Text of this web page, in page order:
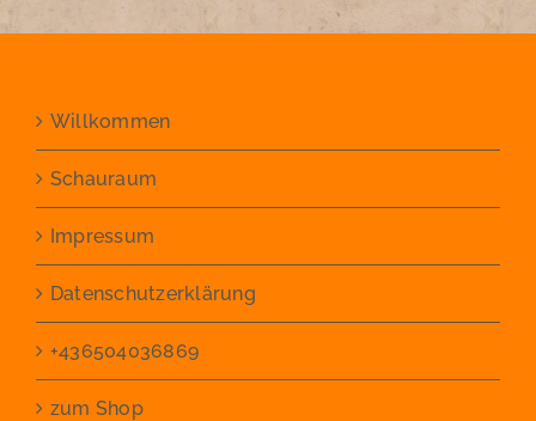
Willkommen
Schauraum
Impressum
Datenschutzerklärung
+436504036869
zum Shop